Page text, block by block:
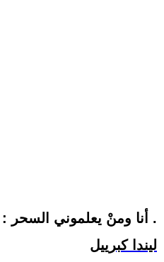
أنا ومنْ يعلموني السحر : جويْنَر ونادال وميسي .
ليندا كبرييل